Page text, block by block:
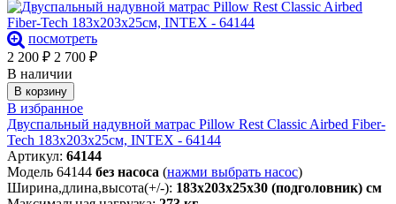
посмотреть
2 200 ₽ 2 700 ₽
В наличии
В корзину
В избранное
Двуспальный надувной матрас Pillow Rest Classic Airbed Fiber-
Tech 183х203х25см, INTEX - 64144
Артикул: 64144
Модель 64144 без насоса (нажми выбрать насос)
Ширина,длина,высота(+/-): 183х203х25х30 (подголовник) см